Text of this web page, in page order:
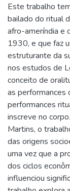
Este trabalho
bailado do ritual
afro-ameríndia e
1930, e que faz
estruturante da
nos estudos de
conceito de
as performances
performances
inscreve no
Martins, o
das origens
uma vez que a
dos ciclos
influenciou